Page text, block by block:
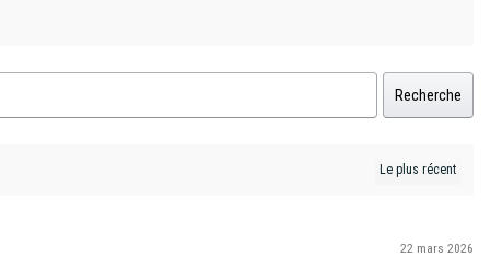
Recherche
22 mars 2026